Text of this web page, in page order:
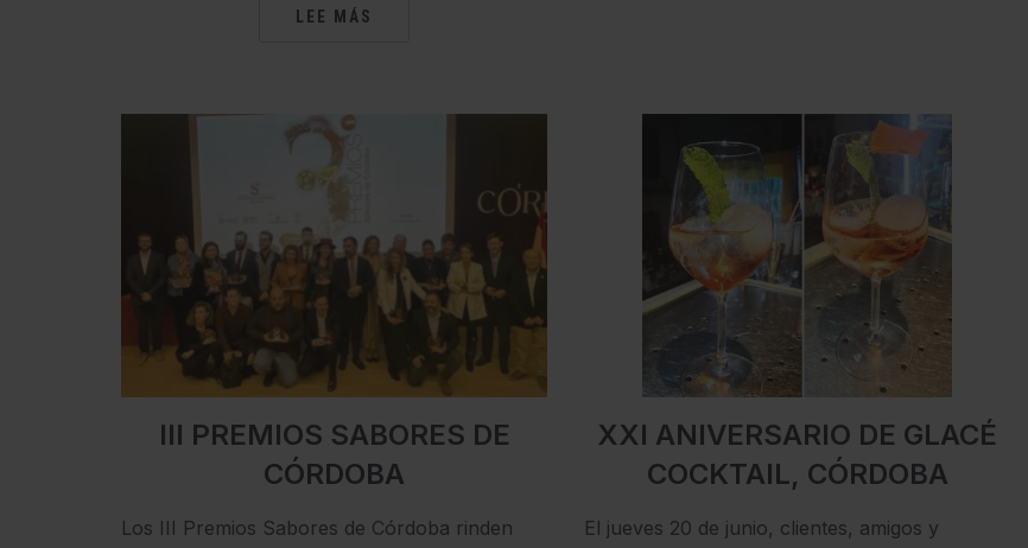
LEE MÁS
III PREMIOS SABORES DE
CÓRDOBA
Los III Premios Sabores de Córdoba rinden
XXI ANIVERSARIO DE GLACÉ
COCKTAIL, CÓRDOBA
El jueves 20 de junio, clientes, amigos y